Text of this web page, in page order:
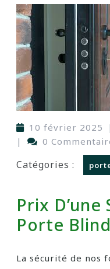
10 février 2025 |
|
0
Catégories :
Prix
Porte
La sécurité de nos